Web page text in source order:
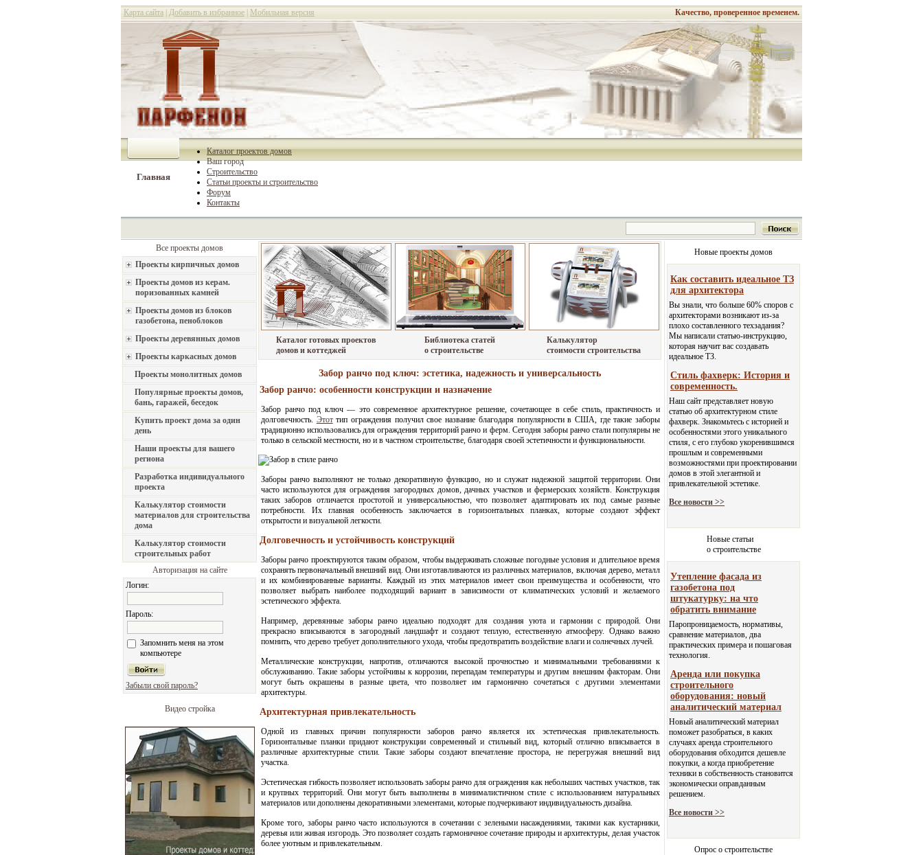
Карта сайта Добавить в избранное Мобильная версия Качество, проверенное временем.
Главная
Каталог проектов домов
Ваш город
Строительство
Статьи проекты и строительство
Форум
Контакты
Все проекты домов
Проекты кирпичных домов
Проекты домов из керам.
поризованных камней
Проекты домов из блоков
газобетона, пеноблоков
Проекты деревянных домов
Проекты каркасных домов
Проекты монолитных домов
Популярные проекты домов,
бань, гаражей, беседок
Купить проект дома за один
день
Наши проекты для вашего
региона
Разработка индивидуального
проекта
Калькулятор стоимости
материалов для строительства
дома
Калькулятор стоимости
строительных работ
Авторизация на сайте
Логин:
Пароль:
Запомнить меня на этом
компьютере
Забыли свой пароль?
Видео стройка
Каталог готовых проектов
домов и коттеджей
Библиотека статей
о строительстве
Калькулятор
стоимости строительства
Забор ранчо под ключ: эстетика, надежность и универсальность
Забор ранчо: особенности конструкции и назначение
Забор ранчо под ключ — это современное архитектурное решение, сочетающее в себе стиль, практичность и
долговечность. Этоттип ограждения получил свое название благодаря популярности в США, где такие заборы
традиционно использовались для ограждения территорий ранчо и ферм. Сегодня заборы ранчо стали популярны не
только в сельской местности, но и в частном строительстве, благодаря своей эстетичности и функциональности.
Заборы ранчо выполняют не только декоративную функцию, но и служат надежной защитой территории. Они
часто используются для ограждения загородных домов, дачных участков и фермерских хозяйств. Конструкция
таких заборов отличается простотой и универсальностью, что позволяет адаптировать их под самые разные
потребности. Их главная особенность заключается в горизонтальных планках, которые создают эффект
открытости и визуальной легкости.
Долговечность и устойчивость конструкций
Заборы ранчо проектируются таким образом, чтобы выдерживать сложные погодные условия и длительное время
сохранять первоначальный внешний вид. Они изготавливаются из различных материалов, включая дерево, металл
и их комбинированные варианты. Каждый из этих материалов имеет свои преимущества и особенности, что
позволяет выбрать наиболее подходящий вариант в зависимости от климатических условий и желаемого
эстетического эффекта.
Например, деревянные заборы ранчо идеально подходят для создания уюта и гармонии с природой. Они
прекрасно вписываются в загородный ландшафт и создают теплую, естественную атмосферу. Однако важно
помнить, что дерево требует дополнительного ухода, чтобы предотвратить воздействие влаги и солнечных лучей.
Металлические конструкции, напротив, отличаются высокой прочностью и минимальными требованиями к
обслуживанию. Такие заборы устойчивы к коррозии, перепадам температуры и другим внешним факторам. Они
могут быть окрашены в разные цвета, что позволяет им гармонично сочетаться с другими элементами
архитектуры.
Архитектурная привлекательность
Одной из главных причин популярности заборов ранчо является их эстетическая привлекательность.
Горизонтальные планки придают конструкции современный и стильный вид, который отлично вписывается в
различные архитектурные стили. Такие заборы создают впечатление простора, не перегружая внешний вид
участка.
Эстетическая гибкость позволяет использовать заборы ранчо для ограждения как небольших частных участков, так
и крупных территорий. Они могут быть выполнены в минималистичном стиле с использованием натуральных
материалов или дополнены декоративными элементами, которые подчеркивают индивидуальность дизайна.
Кроме того, заборы ранчо часто используются в сочетании с зелеными насаждениями, такими как кустарники,
деревья или живая изгородь. Это позволяет создать гармоничное сочетание природы и архитектуры, делая участок
более уютным и привлекательным.
Новые проекты домов
Как составить идеальное ТЗ
для архитектора
Вы знали, что больше 60% споров с
архитекторами возникают из-за
плохо составленного техзадания?
Мы написали статью-инструкцию,
которая научит вас создавать
идеальное ТЗ.
Стиль фахверк: История и
современность.
Наш сайт представляет новую
статью об архитектурном стиле
фахверк. Знакомьтесь с историей и
особенностями этого уникального
стиля, с его глубоко укоренившимся
прошлым и современными
возможностями при проектировании
домов в этой элегантной и
привлекательной эстетике.
Все новости >>
Новые статьи
о строительстве
Утепление фасада из
газобетона под
штукатурку: на что
обратить внимание
Паропроницаемость, нормативы,
сравнение материалов, два
практических примера и пошаговая
технология.
Аренда или покупка
строительного
оборудования: новый
аналитический материал
Новый аналитический материал
поможет разобраться, в каких
случаях аренда строительного
оборудования обходится дешевле
покупки, а когда приобретение
техники в собственность становится
экономически оправданным
решением.
Все новости >>
Опрос о строительстве